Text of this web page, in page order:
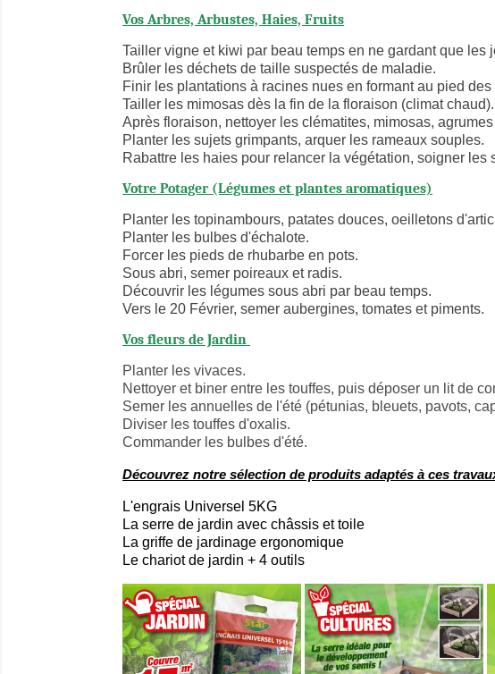
Vos Arbres, Arbustes, Haies, Fruits
Tailler vigne et kiwi par beau temps en ne gardant que les
Brûler les déchets de taille suspectés de maladie.
Finir les plantations à racines nues en formant au pied
Tailler les mimosas dès la fin de la floraison (climat chaud).
Après floraison, nettoyer les clématites, mimosas,
Planter les sujets grimpants, arquer les rameaux souples.
Rabattre les haies pour relancer la végétation, soigner
Votre Potager (Légumes et plantes aromatiques)
Planter les topinambours, patates douces, oeilletons
Planter les bulbes d'échalote.
Forcer les pieds de rhubarbe en pots.
Sous abri, semer poireaux et radis.
Découvrir les légumes sous abri par beau temps.
Vers le 20 Février, semer aubergines, tomates et piments.
Vos fleurs de Jardin
Planter les vivaces.
Nettoyer et biner entre les touffes, puis déposer un lit de
Semer les annuelles de l'été (pétunias, bleuets, pavots,
Diviser les touffes d'oxalis.
Commander les bulbes d'été.
Découvrez notre sélection de produits adaptés à ces
L'engrais Universel 5KG
La serre de jardin avec châssis et toile
La griffe de jardinage ergonomique
Le chariot de jardin + 4 outils